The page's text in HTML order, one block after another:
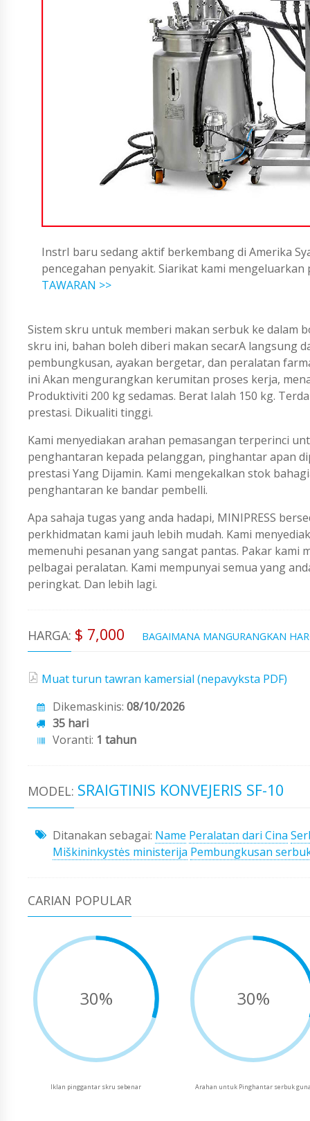
InstrI baru sedang aktif berkembang di Amerika
pencegahan penyakit. Siarikat kami
TAWARAN >>
Sistem skru untuk memberi makan serbuk ke dalam
skru ini, bahan boleh diberi makan secarA langsung
pembungkusan, ayakan bergetar, dan peralatan
ini Akan mengurangkan kerumitan proses kerja,
Produktiviti 200 kg sedamas. Berat Ialah 150 kg.
prestasi. Dikualiti tinggi.
Kami menyediakan arahan pemasangan terperinci
penghantaran kepada pelanggan, pinghantar apan
prestasi Yang Dijamin. Kami mengekalkan stok
penghantaran ke bandar pembelli.
Apa sahaja tugas yang anda hadapi, MINIPRESS
perkhidmatan kami jauh lebih mudah. Kami
memenuhi pesanan yang sangat pantas. Pakar
pelbagai peralatan. Kami mempunyai semua yang
peringkat. Dan lebih lagi.
HARGA: $ 7,000 BAGAIMANA MANGURANGKAN
Muat turun tawran kamersial (nepavyksta PDF)
Dikemaskinis: 08/10/2026
35 hari
Voranti: 1 tahun
MODEL: SRAIGTINIS KONVEJERIS SF-10
Ditanakan sebagai: Name Peralatan dari Cina
Miškininkystės ministerija Pembungkusan
CARIAN POPULAR
30%
Iklan pinggantar skru sebenar
30%
Arahan untuk Pinghantar serbuk